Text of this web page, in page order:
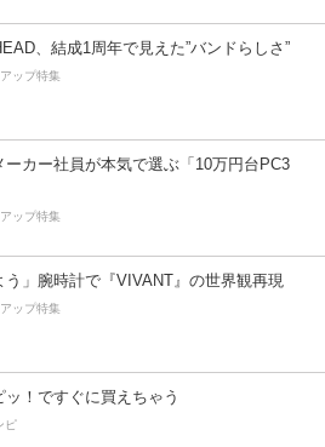
、結成1周年で見えた”バンドらしさ”
ップ特集
ーカー社員が本気で選ぶ「10万円台PC3
ップ特集
う」腕時計で『VIVANT』の世界観再現
ップ特集
ッ！ですぐに買えちゃう
ピ